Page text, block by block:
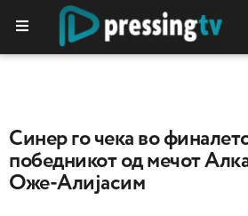
Синер го чека во
победникот од мечот
Оже-Алијасим